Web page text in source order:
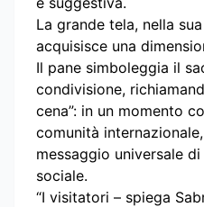
La grande tela, nella
acquisisce una
Il pane simboleggia il
condivisione,
cena”: in un momento
comunità
messaggio universale
sociale.
“I visitatori – spiega